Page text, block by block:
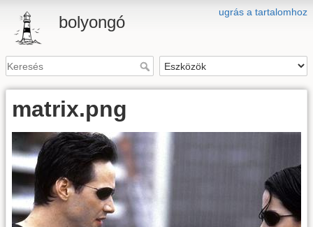
ugrás a tartalomhoz
bolyongó
matrix.png